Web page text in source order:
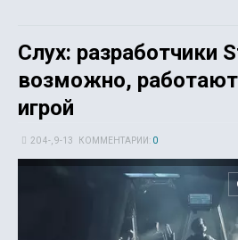
Слух: разработчики
возможно,
игрой
20 4-, 9-13 КОММЕНТАРИИ: 0